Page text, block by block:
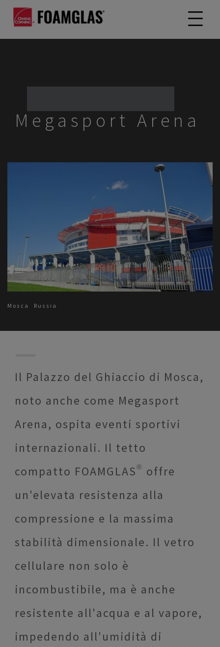
Megasport Arena
Mosca Russia
Il Palazzo del Ghiaccio di Mosca,
noto anche come Megasport
Arena, ospita eventi sportivi
internazionali. Il tetto
compatto FOAMGLAS® offre
un'elevata resistenza alla
compressione e la massima
stabilità dimensionale. Il vetro
cellulare non solo è
incombustibile, ma è anche
resistente all'acqua e al vapore,
impedendo all'umidità di